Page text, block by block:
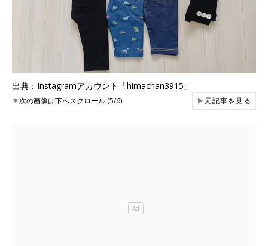
出典：Instagramアカウント「himachan3915」
▼次の画像は下へスクロール (5/6) ▶元記事を見る